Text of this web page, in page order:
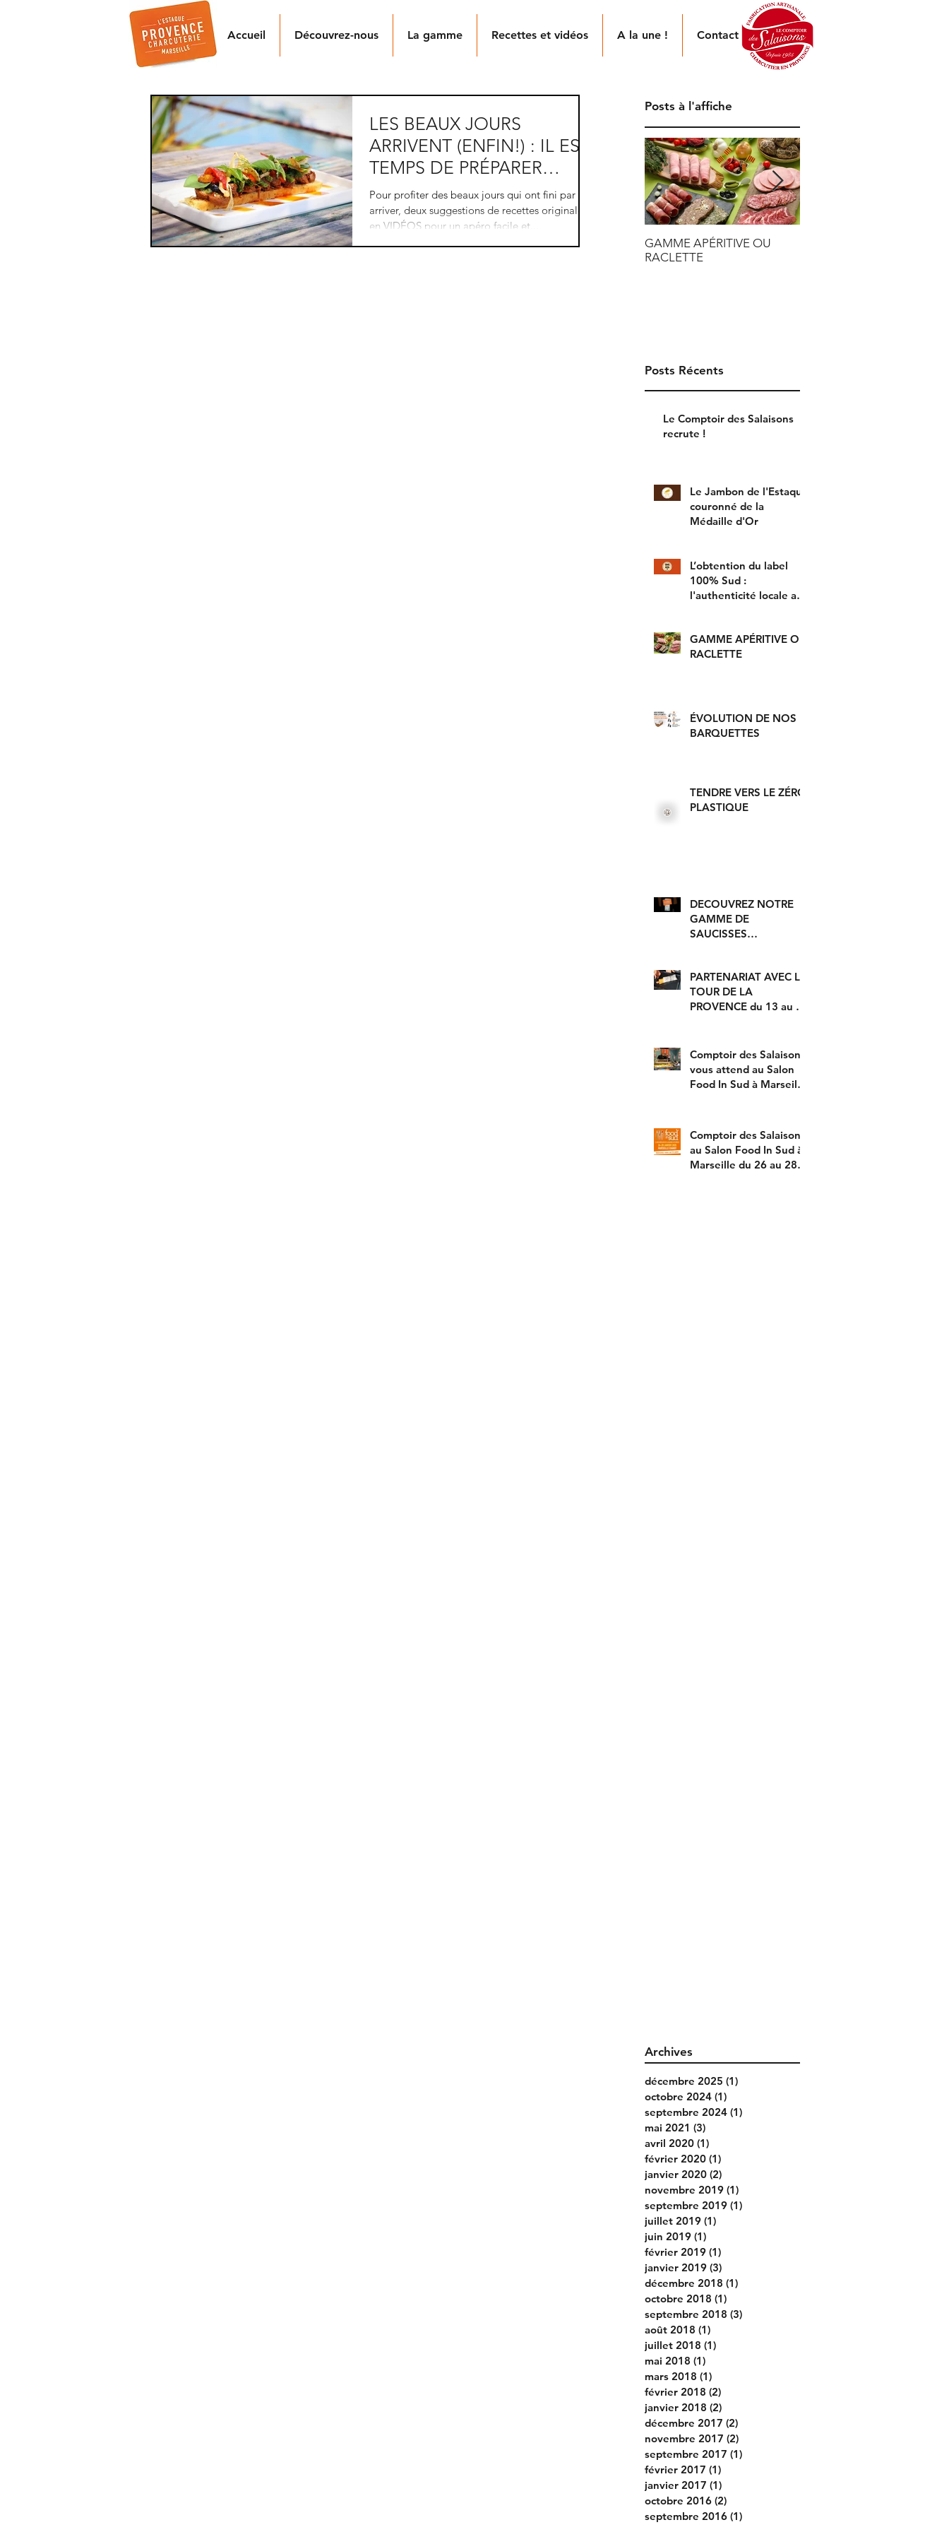
Accueil Découvrez-nous La gamme Recettes et vidéos A la une ! Contact
LES BEAUX JOURS
ARRIVENT (ENFIN!) : IL EST
TEMPS DE PRÉPARER
L'APERO !
Pour profiter des beaux jours qui ont fini par
arriver, deux suggestions de recettes originales
en VIDÉOS pour un apéro facile et...
Posts à l'affiche
GAMME APÉRITIVE OU
RACLETTE
Posts Récents
Le Comptoir des Salaisons
recrute !
Le Jambon de l'Estaque
couronné de la
Médaille d'Or
L’obtention du label
100% Sud :
l'authenticité locale au
GAMME APÉRITIVE OU
RACLETTE
ÉVOLUTION DE NOS
BARQUETTES
TENDRE VERS LE ZÉRO
PLASTIQUE
DECOUVREZ NOTRE
GAMME DE
SAUCISSES
PARTENARIAT AVEC LE
TOUR DE LA
PROVENCE du 13 au 16
NOS SAUCISS
Comptoir des Salaisons
vous attend au Salon
Food In Sud à Marseille
Comptoir des Salaisons
au Salon Food In Sud à
Marseille du 26 au 28
Archives
décembre 2025 (1)
octobre 2024 (1)
septembre 2024 (1)
mai 2021 (3)
avril 2020 (1)
février 2020 (1)
janvier 2020 (2)
novembre 2019 (1)
septembre 2019 (1)
juillet 2019 (1)
juin 2019 (1)
février 2019 (1)
janvier 2019 (3)
décembre 2018 (1)
octobre 2018 (1)
septembre 2018 (3)
août 2018 (1)
juillet 2018 (1)
mai 2018 (1)
mars 2018 (1)
février 2018 (2)
janvier 2018 (2)
décembre 2017 (2)
novembre 2017 (2)
septembre 2017 (1)
février 2017 (1)
janvier 2017 (1)
octobre 2016 (2)
septembre 2016 (1)